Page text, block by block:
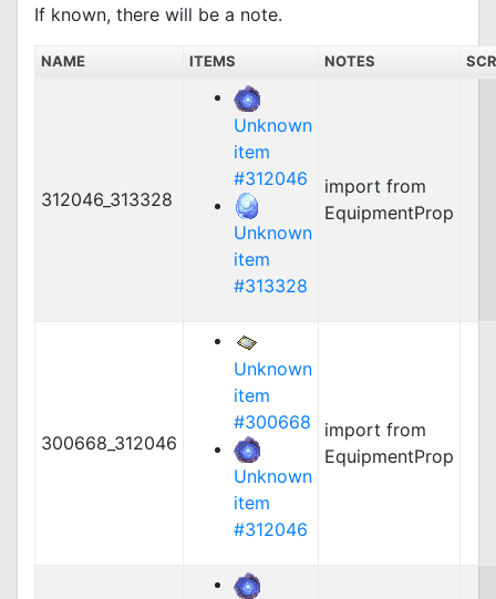
If known, there will be a note.
NAME ITEMS NOTES
312046_313328
Unknown
item
#312046
Unknown
item
#313328
import from
EquipmentProp
300668_312046
Unknown
item
#300668
Unknown
item
#312046
import from
EquipmentProp